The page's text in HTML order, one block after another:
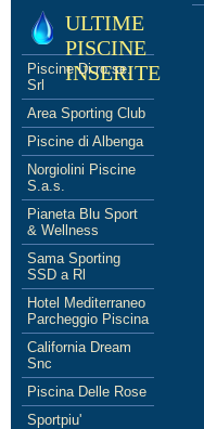
ULTIME
PISCINE
INSERITE
Piscine Di.ro.se.
Srl
Area Sporting Club
Piscine di Albenga
Norgiolini Piscine
S.a.s.
Pianeta Blu Sport
& Wellness
Sama Sporting
SSD a Rl
Hotel Mediterraneo
Parcheggio Piscina
California Dream
Snc
Piscina Delle Rose
Sportpiu'